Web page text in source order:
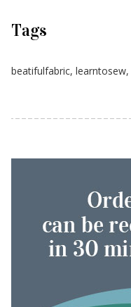
Tags
beatifulfabric, learntosew,